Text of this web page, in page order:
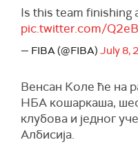
Is this team finishing
pic.twitter.com/
— FIBA (@FIBA) July 8,
Венсан Коле ће на
НБА кошаркаша,
клубова и једног
Албисија.